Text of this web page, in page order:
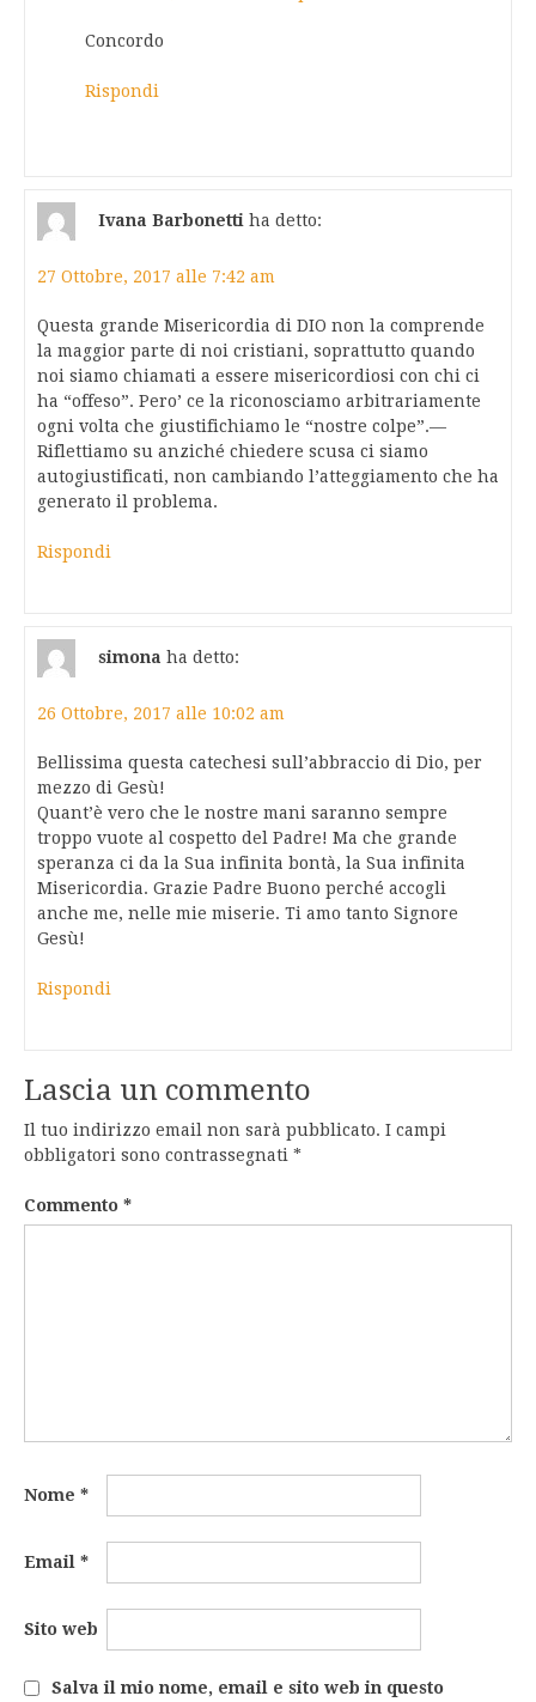
Concordo
Rispondi
Ivana Barbonetti ha detto:
27 Ottobre, 2017 alle 7:42 am
Questa grande Misericordia di DIO non la comprende
la maggior parte di noi cristiani, soprattutto quando
noi siamo chiamati a essere misericordiosi con chi ci
ha “offeso”. Pero’ ce la riconosciamo arbitrariamente
ogni volta che giustifichiamo le “nostre colpe”.—
Riflettiamo su anziché chiedere scusa ci siamo
autogiustificati, non cambiando l’atteggiamento che ha
generato il problema.
Rispondi
simona ha detto:
26 Ottobre, 2017 alle 10:02 am
Bellissima questa catechesi sull’abbraccio di Dio, per
mezzo di Gesù!
Quant’è vero che le nostre mani saranno sempre
troppo vuote al cospetto del Padre! Ma che grande
speranza ci da la Sua infinita bontà, la Sua infinita
Misericordia. Grazie Padre Buono perché accogli
anche me, nelle mie miserie. Ti amo tanto Signore
Gesù!
Rispondi
Lascia un commento
Il tuo indirizzo email non sarà pubblicato. I campi
obbligatori sono contrassegnati *
Commento *
Nome *
Email *
Sito web
Salva il mio nome, email e sito web in questo